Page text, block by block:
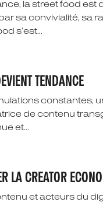
la street food est
sa convivialité, sa
s’est...
TENDANCE
constantes,
de contenu
et...
LA CREATOR
et acteurs du